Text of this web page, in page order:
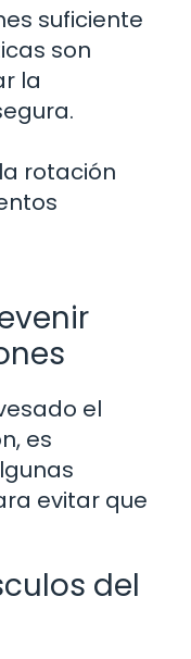
suficiente
son
la
rotación
el
es
evitar que
del